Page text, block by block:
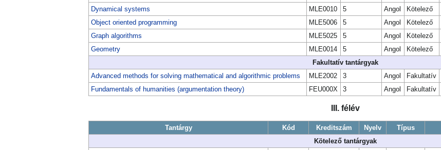
Dynamical systems
MLE0010 5 Angol Kötelező
Object oriented programming
MLE5006 5 Angol Kötelező
Graph algorithms
MLE5025 5 Angol Kötelező
Geometry
MLE0014 5 Angol Kötelező
Fakultatív tantárgyak
Advanced methods for solving mathematical and algorithmic problems
MLE2002 3 Angol Fakultatív
Fundamentals of humanities (argumentation theory)
FEU000X 3 Angol Fakultatív
III. félév
Tantárgy Kód Kreditszám Nyelv Típus
Kötelező tantárgyak